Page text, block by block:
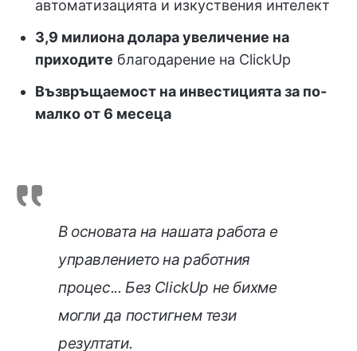
автоматизацията и изкуствения интелект
3,9 милиона долара увеличение на
приходите благодарение на ClickUp
Възвръщаемост на инвестицията за по-
малко от 6 месеца
В основата на нашата работа е
управлението на работния
процес... Без ClickUp не бихме
могли да постигнем тези
резултати.